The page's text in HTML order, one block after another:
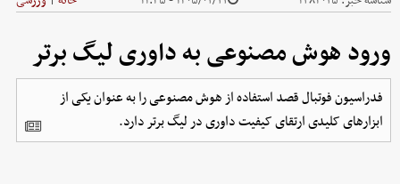
ورود هوش مصنوعی به داوری لیگ برتر
فدراسیون فوتبال قصد استفاده از هوش مصنوعی را به عنوان یکی از
ابزارهای کلیدی ارتقای کیفیت داوری در لیگ برتر دارد.